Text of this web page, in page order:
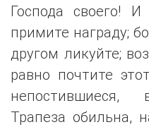
Господа своего!
примите награду;
другом ликуйте;
равно почтите
непостившиеся,
Трапеза обильна,